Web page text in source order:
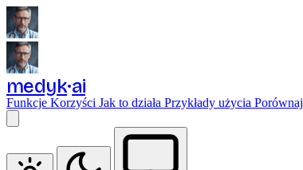
medyk ai
Funkcje Korzyści Jak to działa Przykłady użycia Porównaj